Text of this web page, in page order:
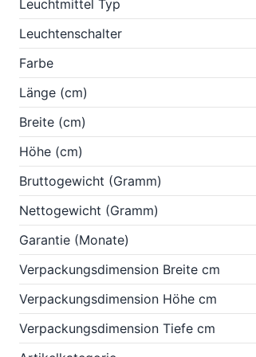
Leuchtmittel Typ
Leuchtenschalter
Farbe
Länge (cm)
Breite (cm)
Höhe (cm)
Bruttogewicht (Gramm)
Nettogewicht (Gramm)
Garantie (Monate)
Verpackungsdimension Breite cm
Verpackungsdimension Höhe cm
Verpackungsdimension Tiefe cm